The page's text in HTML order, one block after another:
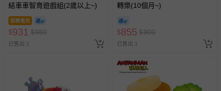
結車車智育遊戲組(2歲以上~)
即將售完
$931 $980
已售出 2
轉樂(10個月~)
$855 $900
已售出 1